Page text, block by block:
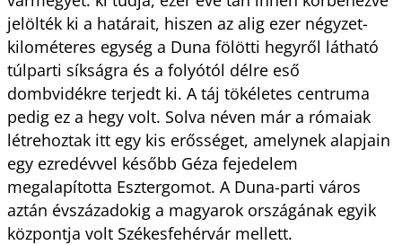
jelölték ki a határait, hiszen az alig ezer négyzet-
kilométeres egység a Duna fölötti hegyről látható
túlparti síkságra és a folyótól délre eső
dombvidékre terjedt ki. A táj tökéletes centruma
pedig ez a hegy volt. Solva néven már a rómaiak
létrehoztak itt egy kis erősséget, amelynek alapjain
egy ezredévvel később Géza fejedelem
megalapította Esztergomot. A Duna-parti város
aztán évszázadokig a magyarok országának egyik
központja volt Székesfehérvár mellett.